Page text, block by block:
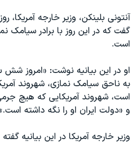
اعتراضات مردمی آبان ۹۸
اسرائیل در جنگ
نرگس محمدی برنده جایزه نوبل صلح
همایش محافظه‌کاران آمریکا «سی‌پک»
صفحه‌های ویژه
سفر پرزیدنت ترامپ به چین
آنتونی بلینکن، وزیر خارجه آمریکا،
گفت که در این روز با برادر سیامک
است.
او در این بیانیه نوشت: «امروز شش
به ناحق سیامک نمازی، شهروند
است، شهروند آمریکایی که هیچ
و «دولت ایران او را نگه داشته است.»
وزیر خارجه آمریکا در این بیانیه